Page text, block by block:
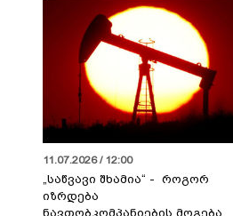
11.07.2026 / 12:00
„საწვავი შხამია“ - როგორ
იზრდება
ნავთობკომპანიების მოგება